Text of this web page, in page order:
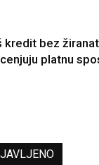
kredit bez
platnu